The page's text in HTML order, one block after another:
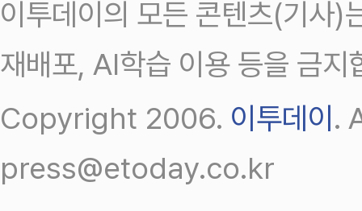
이투데이의 모든 콘텐츠(기사)
재배포, AI학습 이용 등을 금지
Copyright 2006. 이투데이 .
press@etoday.co.kr